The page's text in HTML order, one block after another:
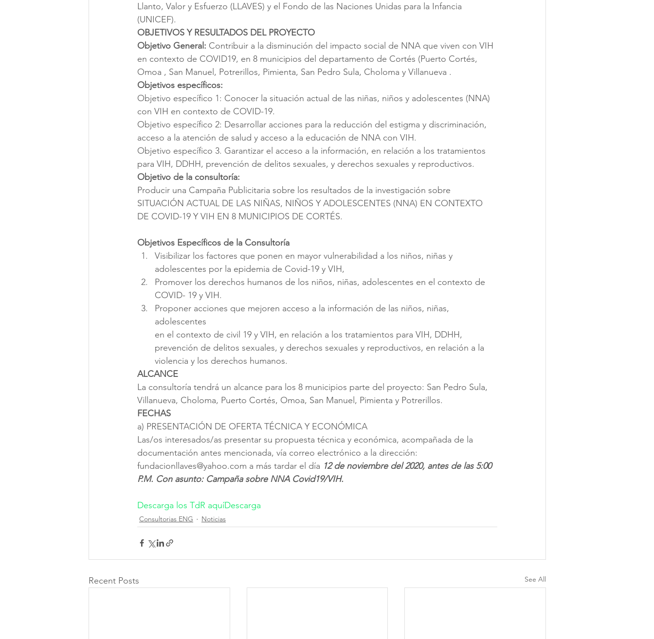
Llanto, Valor y Esfuerzo (LLAVES) y el Fondo de las Naciones Unidas para la Infancia
(UNICEF).
OBJETIVOS Y RESULTADOS DEL PROYECTO
Objetivo General: Contribuir a la disminución del impacto social de NNA que viven con VIH
en contexto de COVID19, en 8 municipios del departamento de Cortés (Puerto Cortés,
Omoa , San Manuel, Potrerillos, Pimienta, San Pedro Sula, Choloma y Villanueva .
Objetivos específicos:
Objetivo específico 1: Conocer la situación actual de las niñas, niños y adolescentes (NNA)
con VIH en contexto de COVID-19.
Objetivo específico 2: Desarrollar acciones para la reducción del estigma y discriminación,
acceso a la atención de salud y acceso a la educación de NNA con VIH.
Objetivo específico 3. Garantizar el acceso a la información, en relación a los tratamientos
para VIH, DDHH, prevención de delitos sexuales, y derechos sexuales y reproductivos.
Objetivo de la consultoría:
Producir una Campaña Publicitaria sobre los resultados de la investigación sobre
SITUACIÓN ACTUAL DE LAS NIÑAS, NIÑOS Y ADOLESCENTES (NNA) EN CONTEXTO
DE COVID-19 Y VIH EN 8 MUNICIPIOS DE CORTÉS.
Objetivos Específicos de la Consultoría
Visibilizar los factores que ponen en mayor vulnerabilidad a los niños, niñas y
adolescentes por la epidemia de Covid-19 y VIH,
Promover los derechos humanos de los niños, niñas, adolescentes en el contexto de
COVID- 19 y VIH.
Proponer acciones que mejoren acceso a la información de las niños, niñas,
adolescentes
en el contexto de civil 19 y VIH, en relación a los tratamientos para VIH, DDHH,
prevención de delitos sexuales, y derechos sexuales y reproductivos, en relación a la
violencia y los derechos humanos.
ALCANCE
La consultoría tendrá un alcance para los 8 municipios parte del proyecto: San Pedro Sula,
Villanueva, Choloma, Puerto Cortés, Omoa, San Manuel, Pimienta y Potrerillos.
FECHAS
a) PRESENTACIÓN DE OFERTA TÉCNICA Y ECONÓMICA
Las/os interesados/as presentar su propuesta técnica y económica, acompañada de la
documentación antes mencionada, vía correo electrónico a la dirección:
fundacionllaves@yahoo.com a más tardar el día 12 de noviembre del 2020, antes de las 5:00
P.M. Con asunto: Campaña sobre NNA Covid19/VIH.
Descarga los TdR aquíDescarga
Consultorias ENG Noticias
Recent Posts See All